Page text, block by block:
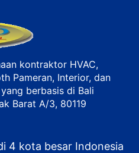
kontraktor HVAC,
Pameran, Interior, dan
berbasis di Bali
Barat A/3, 80119
4 kota besar Indonesia